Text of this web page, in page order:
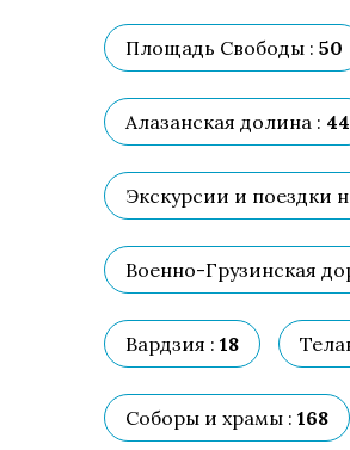
Площадь Свободы : 50
Алазанская долина : 44
Экскурсии и поездки
Военно-Грузинская
Вардзия : 18
Соборы и храмы : 168